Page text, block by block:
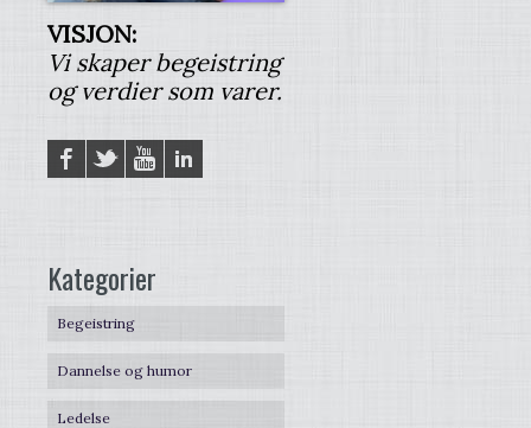
VISJON:
Vi skaper begeistring
og verdier som varer.
FacebookTwitter YouTube
Kategorier
Begeistring
Dannelse og humor
Ledelse